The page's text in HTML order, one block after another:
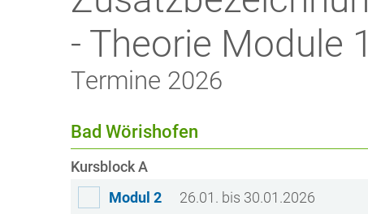
- Theorie Module
Termine 2026
Bad Wörishofen
Kursblock A
Modul 2
26.01. bis 30.01.2026